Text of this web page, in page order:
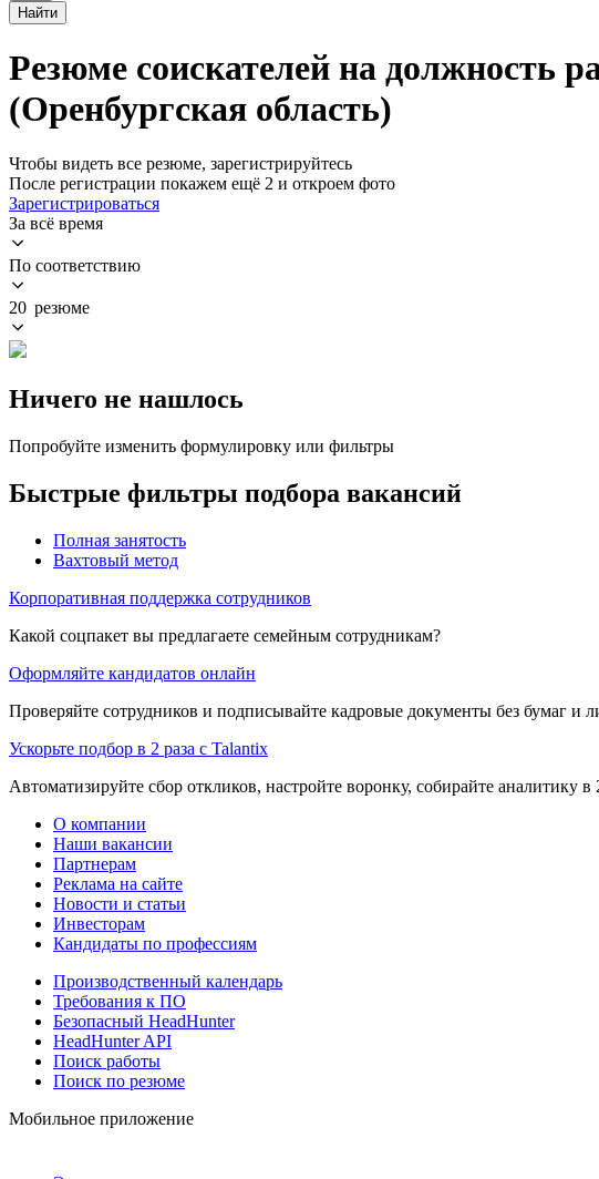
Найти
Резюме соискателей на должность
(Оренбургская область)
Чтобы видеть все резюме, зарегистрируйтесь
После регистрации покажем ещё 2 и откроем фото
Зарегистрироваться
За всё время
По соответствию
20 резюме
Ничего не нашлось
Попробуйте изменить формулировку или фильтры
Быстрые фильтры подбора вакансий
Полная занятость
Вахтовый метод
Корпоративная поддержка сотрудников
Какой соцпакет вы предлагаете семейным сотрудникам?
Оформляйте кандидатов онлайн
Проверяйте сотрудников и подписывайте кадровые документы без бумаг и
Ускорьте подбор в 2 раза с Talantix
Автоматизируйте сбор откликов, настройте воронку, собирайте аналитику в
О компании
Наши вакансии
Партнерам
Реклама на сайте
Новости и статьи
Инвесторам
Кандидаты по профессиям
Производственный календарь
Требования к ПО
Безопасный HeadHunter
HeadHunter API
Поиск работы
Поиск по резюме
Мобильное приложение